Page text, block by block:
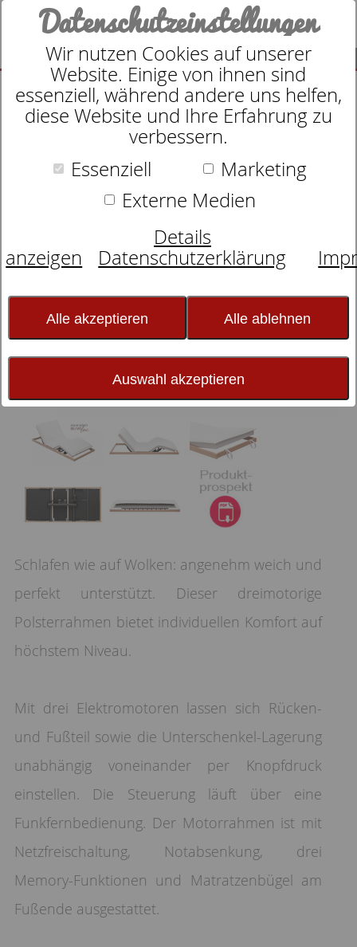
SUCHE
Datenschutzeinstellungen
Wir nutzen Cookies auf unserer
Website. Einige von ihnen sind
essenziell, während andere uns helfen,
diese Website und Ihre Erfahrung zu
verbessern.
Essenziell
Marketing
Externe Medien
Details
anzeigen
Datenschutzerklärung
Alle akzeptieren Alle ablehnen
Auswahl akzeptieren
Motorrahmen
dormabell Nuvolux M3 F
Schlafen wie auf Wolken: angenehm weich und
perfekt unterstützt. Dieser dreimotorige
Polsterrahmen bietet individuellen Komfort auf
höchstem Niveau.
Mit drei Elektromotoren lassen sich Rücken-
und Fußteil sowie die Unterschenkel-Lagerung
unabhängig voneinander per Knopfdruck
einstellen. Die Steuerung läuft über eine
Funkfernbedienung. Der Motorrahmen ist mit
Netzfreischaltung, Notabsenkung, drei
Memory-Funktionen und Matratzenbügel am
Fußende ausgestattet.